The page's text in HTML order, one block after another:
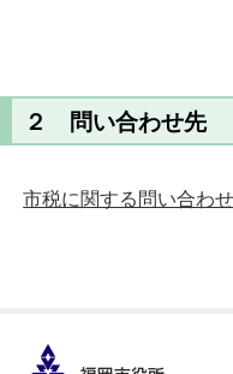
２ 問い合わせ先
市税に関する問い合わ